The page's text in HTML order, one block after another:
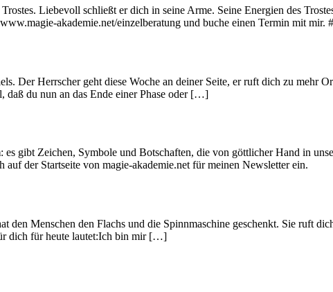
Liebevoll schließt er dich in seine Arme. Seine Energien des
akademie.net/einzelberatung und buche einen Termin mit
Der Herrscher geht diese Woche an deiner Seite, er ruft dich zu mehr
daß du nun an das Ende einer Phase oder […]
gibt Zeichen, Symbole und Botschaften, die von göttlicher Hand in
der Startseite von magie-akademie.net für meinen Newsletter ein.
den Menschen den Flachs und die Spinnmaschine geschenkt. Sie ruft
dich für heute lautet:Ich bin mir […]